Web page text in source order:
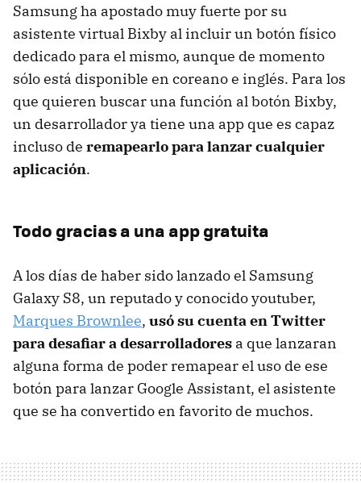
Samsung ha apostado muy fuerte por su
asistente virtual Bixby al incluir un botón físico
dedicado para el mismo, aunque de momento
sólo está disponible en coreano e inglés. Para los
que quieren buscar una función al botón Bixby,
un desarrollador ya tiene una app que es capaz
incluso de remapearlo para lanzar cualquier
aplicación.
Todo gracias a una app gratuita
A los días de haber sido lanzado el Samsung
Galaxy S8, un reputado y conocido youtuber,
Marques Brownlee, usó su cuenta en Twitter
para desafiar a desarrolladores a que lanzaran
alguna forma de poder remapear el uso de ese
botón para lanzar Google Assistant, el asistente
que se ha convertido en favorito de muchos.